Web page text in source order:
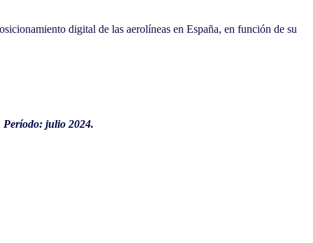
digital de las aerolíneas en España, en función de su
Período: julio 2024.